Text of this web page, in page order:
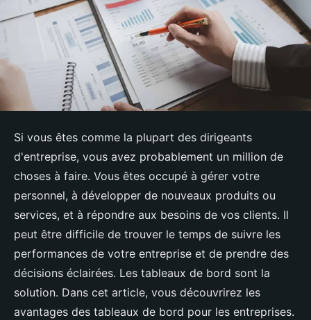
Si vous êtes comme la plupart des dirigeants
d'entreprise, vous avez probablement un million de
choses à faire. Vous êtes occupé à gérer votre
personnel, à développer de nouveaux produits ou
services, et à répondre aux besoins de vos clients. Il
peut être difficile de trouver le temps de suivre les
performances de votre entreprise et de prendre des
décisions éclairées. Les tableaux de bord sont la
solution. Dans cet article, vous découvrirez les
avantages des tableaux de bord pour les entreprises.